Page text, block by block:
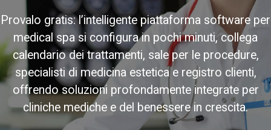
Provalo gratis: l’intelligente piattaforma software per
medical spa si configura in pochi minuti, collega
calendario dei trattamenti, sale per le procedure,
specialisti di medicina estetica e registro clienti,
offrendo soluzioni profondamente integrate per
cliniche mediche e del benessere in crescita.